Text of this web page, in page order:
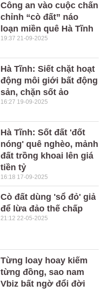
Công an vào cuộc chấn
chỉnh “cò đất” náo
loạn miền quê Hà Tĩnh
19:37 21-09-2025
Hà Tĩnh: Siết chặt hoạt
động môi giới bất động
sản, chặn sốt ảo
16:27 19-09-2025
Hà Tĩnh: Sốt đất 'đốt
nóng' quê nghèo, mảnh
đất trồng khoai lên giá
tiền tỷ
16:18 17-09-2025
Cò đất dùng 'sổ đỏ' giả
để lừa đảo thế chấp
21:12 22-05-2025
Từng loay hoay kiếm
từng đồng, sao nam
Vbiz bất ngờ đổi đời